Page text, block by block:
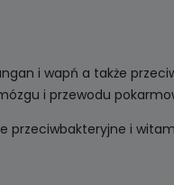
i wapń a także
i przewodu
i